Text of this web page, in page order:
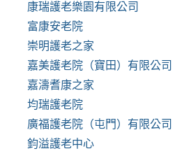
康瑞護老樂園有限公司
富康安老院
崇明護老之家
嘉美護老院（寶田）有限公司
嘉濤耆康之家
均瑞護老院
廣福護老院（屯門）有限公司
鈞溢護老中心